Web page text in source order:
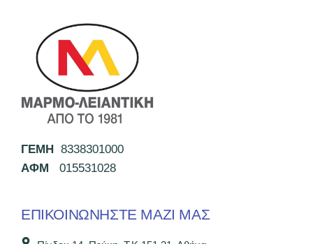
ΓΕΜΗ 8338301000
ΑΦΜ 015531028
ΕΠΙΚΟΙΝΩΝΉΣΤΕ ΜΑΖΊ ΜΑΣ